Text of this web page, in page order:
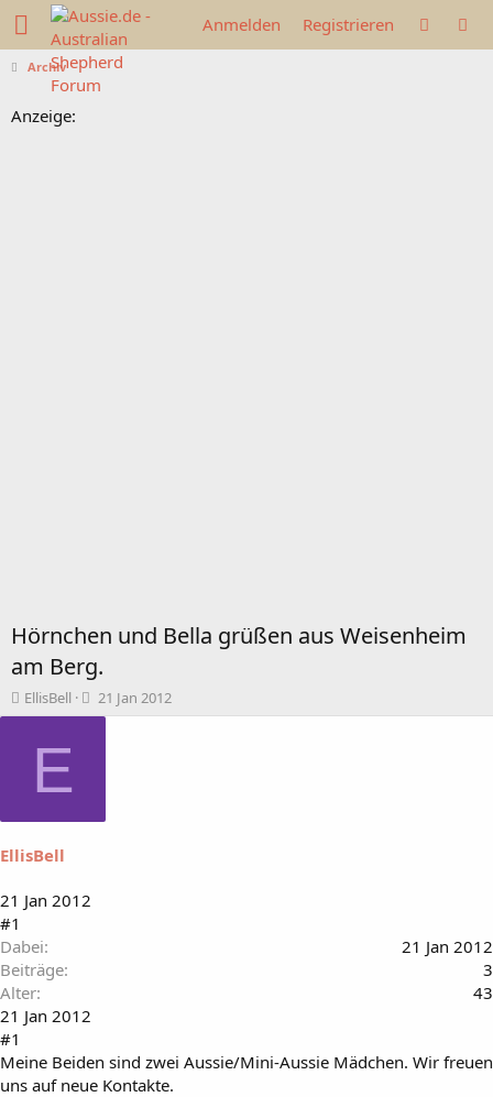
Anmelden Registrieren
Archiv
Anzeige:
Hörnchen und Bella grüßen aus Weisenheim
am Berg.
T
h
a
t
e
EllisBell
B
e
21 Jan 2012
E
EllisBell
21 Jan 2012
#1
Dabei
21 Jan 2012
Beiträge
3
Alter
43
21 Jan 2012
#1
Meine Beiden sind zwei Aussie/Mini-Aussie Mädchen. Wir freuen
uns auf neue Kontakte.